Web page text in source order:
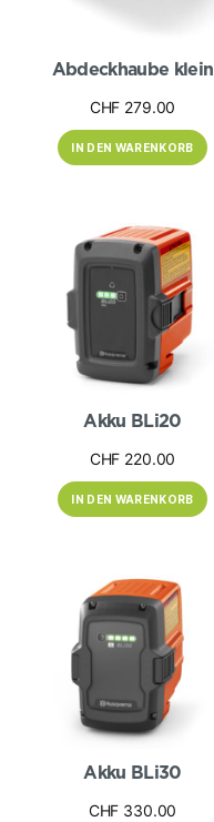
Abdeckhaube klein
CHF 279.00
IN DEN WARENKORB
Akku BLi20
CHF 220.00
IN DEN WARENKORB
Akku BLi30
CHF 330.00